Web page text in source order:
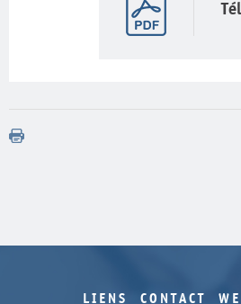
LIENS CONTACT